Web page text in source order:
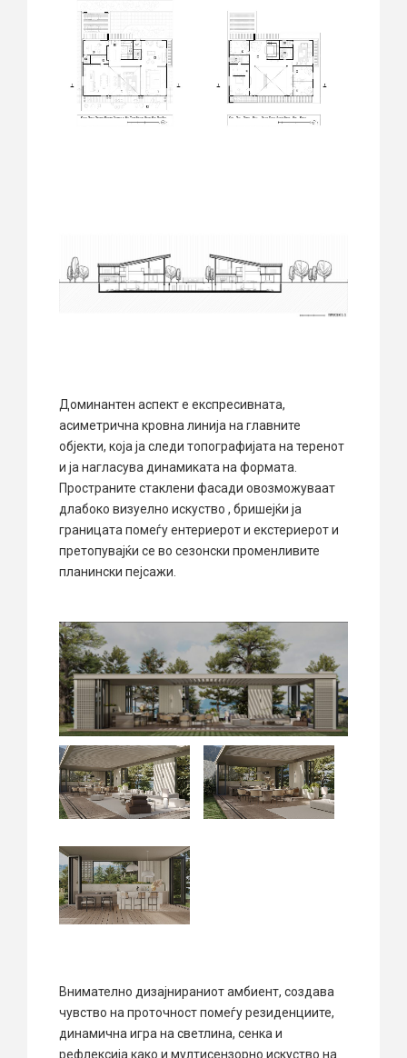
Доминантен аспект е експресивната,
асиметрична кровна линија на главните
објекти, која ја следи топографијата на теренот
и ја нагласува динамиката на формата.
Пространите стаклени фасади овозможуваат
длабоко визуелно искуство , бришејќи ја
границата помеѓу ентериерот и екстериерот и
претопувајќи се во сезонски променливите
планински пејсажи.
Внимателно дизајнираниот амбиент, создава
чувство на проточност помеѓу резиденциите,
динамична игра на светлина, сенка и
рефлексија како и мултисензорно искуство на